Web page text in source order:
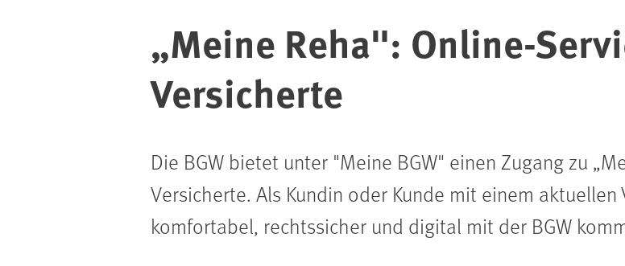
„Meine Reha": Online-
Versicherte
Die BGW bietet unter "Meine BGW" einen Zugang zu „
Versicherte. Als Kundin oder Kunde mit einem
komfortabel, rechtssicher und digital mit der BGW